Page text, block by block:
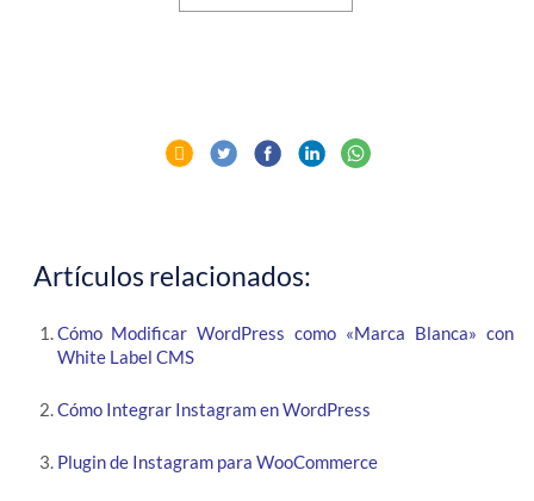
Artículos relacionados:
Cómo Modificar WordPress como «Marca Blanca» con
White Label CMS
Cómo Integrar Instagram en WordPress
Plugin de Instagram para WooCommerce